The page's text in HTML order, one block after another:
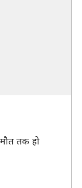
तक हो